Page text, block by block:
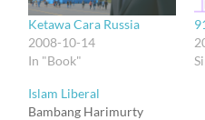
Ketawa Cara Russia
2008-10-14
In "Book"
Islam Liberal
Bambang Harimurty